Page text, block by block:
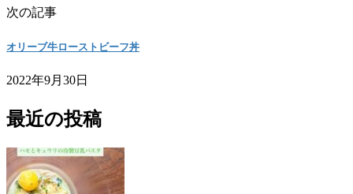
次の記事
オリーブ牛ローストビーフ丼
2022年9月30日
最近の投稿